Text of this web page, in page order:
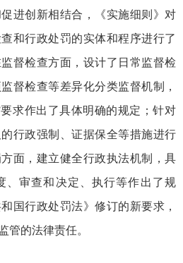
进创新相结合，《实施细则》对
和行政处罚的实体和程序进行了
督检查方面，设计了日常监督检
督检查等差异化分类监督机制，
求作出了具体明确的规定；针对
行政强制、证据保全等措施进行
面，建立健全行政执法机制，具
、审查和决定、执行等作出了规
国行政处罚法》修订的新要求，
管的法律责任。